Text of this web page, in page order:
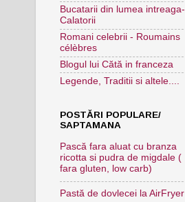
Bucatarii din lumea intreaga-
Calatorii
Romani celebrii - Roumains
célèbres
Blogul lui Cătă in franceza
Legende, Traditii si altele....
POSTĂRI POPULARE/
SAPTAMANA
Pască fara aluat cu branza
ricotta si pudra de migdale (
fara gluten, low carb)
Pastă de dovlecei la AirFryer